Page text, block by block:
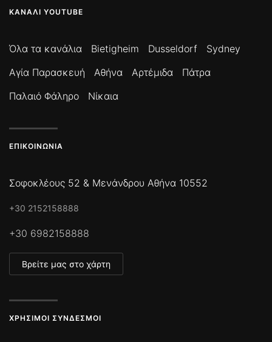
ΚΑΝΆΛΙ YOUTUBE
Όλα τα κανάλια Bietigheim Dusseldorf
Sydney
Αγία Παρασκευή
Αθήνα Αρτέμιδα
Πάτρα
Παλαιό Φάληρο
Νίκαια
ΕΠΙΚΟΙΝΩΝΊΑ
Σοφοκλέους 52 & Μενάνδρου Αθήνα 10552
+30 2152158888
+30 6982158888
Βρείτε μας στο χάρτη
ΧΡΉΣΙΜΟΙ ΣΎΝΔΕΣΜΟΙ